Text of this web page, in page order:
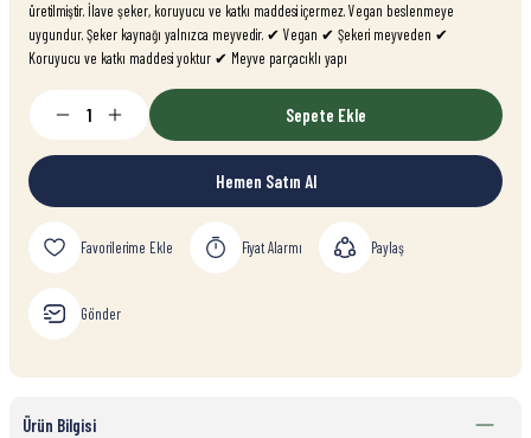
üretilmiştir. İlave şeker, koruyucu ve katkı maddesi içermez. Vegan beslenmeye
uygundur. Şeker kaynağı yalnızca meyvedir. ✔ Vegan ✔ Şekeri meyveden ✔
Koruyucu ve katkı maddesi yoktur ✔ Meyve parçacıklı yapı
Sepete Ekle
Hemen Satın Al
Fiyat Alarmı Paylaş
Gönder
Ürün Bilgisi